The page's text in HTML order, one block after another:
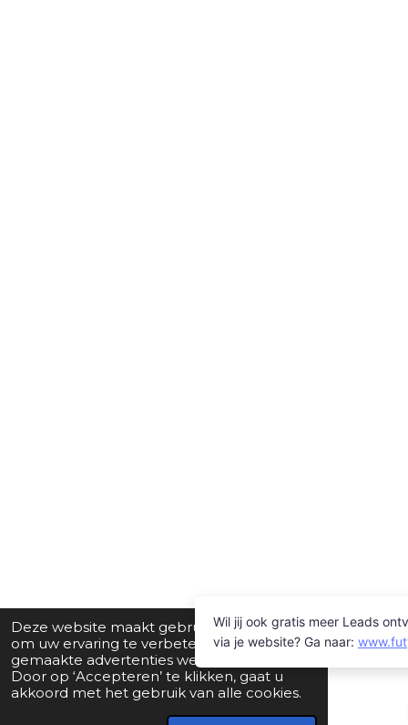
Deze website maakt gebruik van cookies
om uw ervaring te verbeteren en op maat
gemaakte advertenties weer te geven.
Door op ‘Accepteren’ te klikken, gaat u
akkoord met het gebruik van alle cookies.